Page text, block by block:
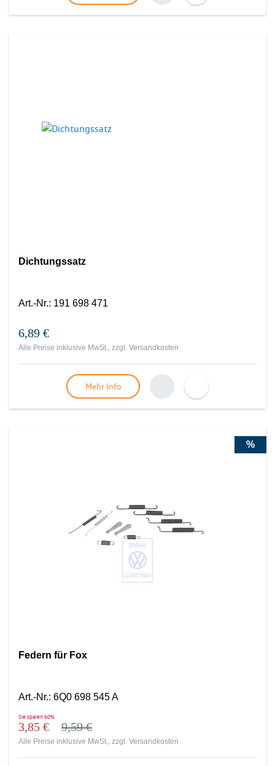
Dichtungssatz
Art.-Nr.: 191 698 471
6,89 €
Alle Preise inklusive MwSt., zzgl. Versandkosten
Mehr Info
%
Federn für Fox
Art.-Nr.: 6Q0 698 545 A
Sie sparen60%
3,85 € 9,59 €
Alle Preise inklusive MwSt., zzgl. Versandkosten